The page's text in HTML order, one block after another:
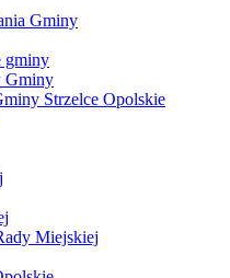
Gminy
gminy
Gminy
Strzelce Opolskie
Miejskiej